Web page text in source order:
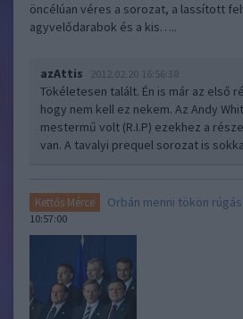
öncélúan véres a sorozat, a lassított
agyvelődarabok és a kis…..
azAttis 2012.02.20 16:56:38
Tökéletesen talált. Én is már az első
hogy nem kell ez nekem. Az Andy
mestermű volt (R.I.P) ezekhez a
van. A tavalyi prequel sorozat is
Kettős Mérce Orbán menni tökön
10:57:00